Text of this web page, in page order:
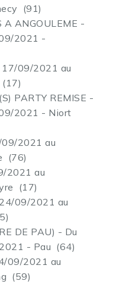
(91)
A ANGOULEME -
2021 -
17/09/2021 au
PARTY REMISE -
2021 - Niort
09/2021 au
(76)
2021 au
(17)
09/2021 au
DE PAU) - Du
- Pau (64)
09/2021 au
(59)